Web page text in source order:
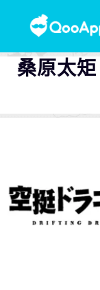
桑原太矩